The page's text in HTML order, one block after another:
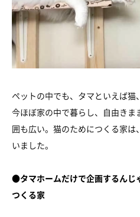
ペットの中でも、タマといえば
今ほぼ家の中で暮らし、自由き
囲も広い。猫のためにつくる家
いました。
●タマホームだけで企画するんじ
つくる家